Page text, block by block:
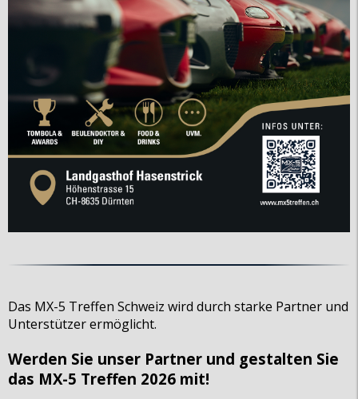
Das MX-5 Treffen Schweiz wird durch starke Partner und
Unterstützer ermöglicht.
Werden Sie unser Partner und gestalten Sie
das MX-5 Treffen 2026 mit!